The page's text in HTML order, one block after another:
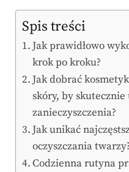
Spis treści
Jak prawidłowo
krok po kroku?
Jak dobrać
skóry, by skutecznie
zanieczyszczenia?
Jak unikać
oczyszczania
Codzienna rutyna